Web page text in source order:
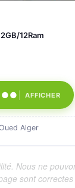
12Ram
●● AFFICHER
Alger
Nous ne
sont correctes